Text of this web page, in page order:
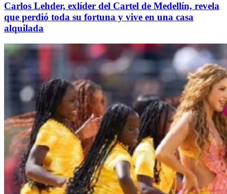
Carlos Lehder, exlíder del Cartel de Medellín, revela
que perdió toda su fortuna y vive en una casa
alquilada